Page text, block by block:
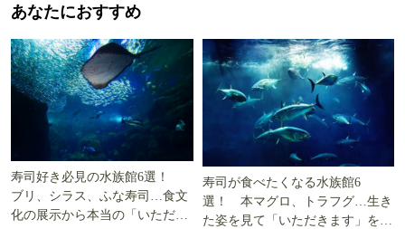
あなたにおすすめ
寿司好き必見の水族館6選！
ブリ、シラス、ふな寿司…食文
化の展示から本当の「いただき
寿司が食べたくなる水族館6
選！ 本マグロ、トラフグ…生き
た姿を見て「いただきます」を考